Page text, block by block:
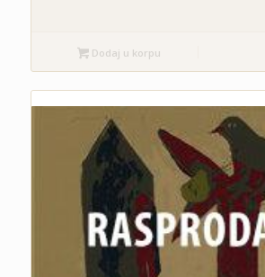
Dodaj u korpu